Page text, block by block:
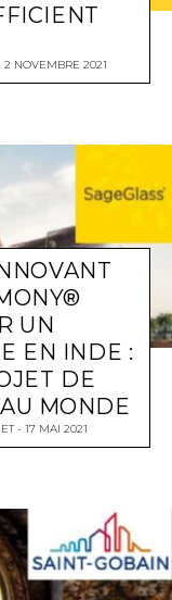
2 NOVEMBRE 2021
UN
EN INDE :
DE
MONDE
17 MAI 2021